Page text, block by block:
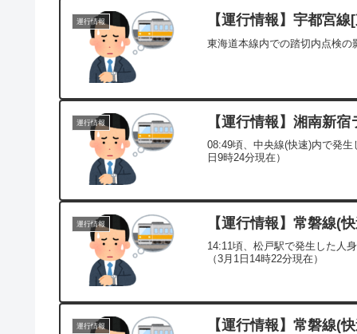
運行情報 【運行情報】宇都宮
東海道本線内での踏切内点検の
運行情報 【運行情報】湘南新
08:49頃、中央線(快速)内で発
日9時24分現在）
運行情報 【運行情報】常磐線(
14:11頃、松戸駅で発生した人
（3月1日14時22分現在）
運行情報 【運行情報】常磐線(